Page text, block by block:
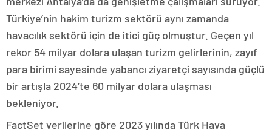
Türkiye’nin hakim turizm sektörü aynı zamanda
havacılık sektörü için de itici güç olmuştur. Geçen yıl
rekor 54 milyar dolara ulaşan turizm gelirlerinin, zayıf
para birimi sayesinde yabancı ziyaretçi sayısında güçlü
bir artışla 2024’te 60 milyar dolara ulaşması
bekleniyor.
FactSet verilerine göre 2023 yılında Türk Hava